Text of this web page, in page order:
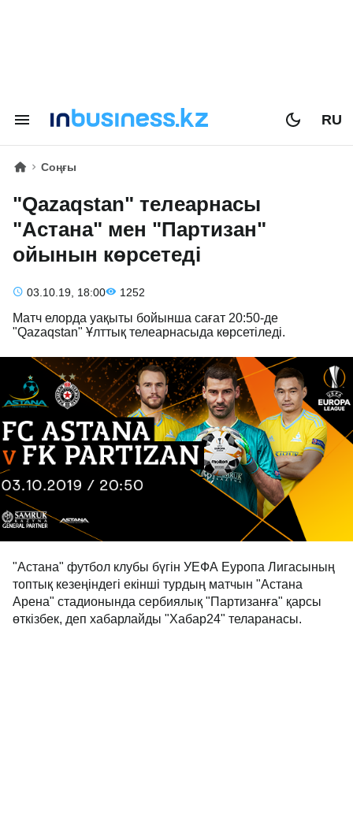
RU
Соңғы
"Qazaqstan" телеарнасы
"Астана" мен "Партизан"
ойынын көрсетеді
03.10.19, 18:00 1252
Матч елорда уақыты бойынша сағат 20:50-де
"Qazaqstan" Ұлттық телеарнасыда көрсетіледі.
"Астана" футбол клубы бүгін УЕФА Еуропа Лигасының
топтық кезеңіндегі екінші турдың матчын "Астана
Арена" стадионында сербиялық "Партизанға" қарсы
өткізбек, деп хабарлайды "Хабар24" теларанасы.